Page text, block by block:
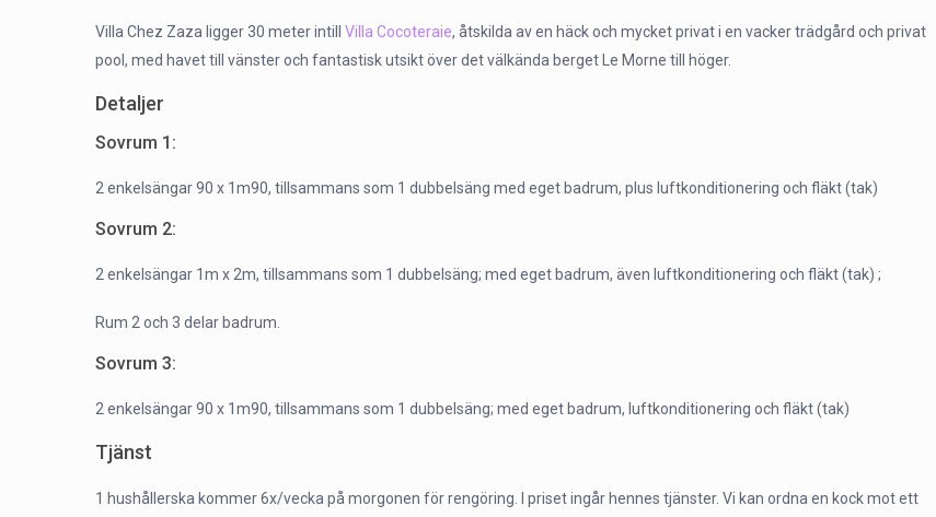
Villa Chez Zaza ligger 30 meter intill Villa Cocoteraie, åtskilda av en häck och mycket privat i en vacker trädgård och privat
pool, med havet till vänster och fantastisk utsikt över det välkända berget Le Morne till höger.
Detaljer
Sovrum 1:
2 enkelsängar 90 x 1m90, tillsammans som 1 dubbelsäng med eget badrum, plus luftkonditionering och fläkt (tak)
Sovrum 2:
2 enkelsängar 1m x 2m, tillsammans som 1 dubbelsäng; med eget badrum, även luftkonditionering och fläkt (tak) ;
Rum 2 och 3 delar badrum.
Sovrum 3:
2 enkelsängar 90 x 1m90, tillsammans som 1 dubbelsäng; med eget badrum, luftkonditionering och fläkt (tak)
Tjänst
1 hushållerska kommer 6x/vecka på morgonen för rengöring. I priset ingår hennes tjänster. Vi kan ordna en kock mot ett